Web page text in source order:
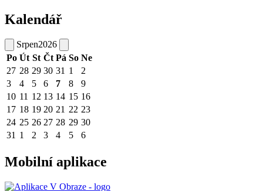
Kalendář
Srpen2026
Po Út St Čt Pá So Ne
27 28 29 30 31 1
2
3
4 5 6 7 8
9
10 11 12 13 14 15 16
17 18 19 20 21 22 23
24 25 26 27 28 29 30
31 1 2 3 4 5 6
Mobilní aplikace